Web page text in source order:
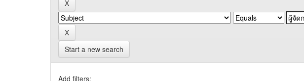
Start a new search
Add filters: